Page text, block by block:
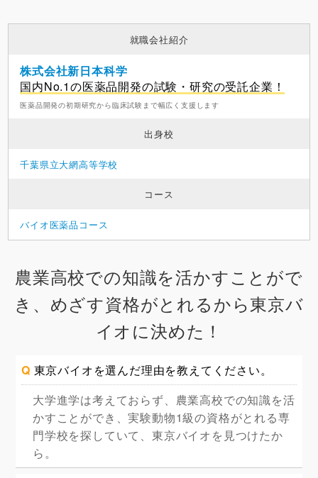
就職会社紹介
株式会社新日本科学
国内No.1の医薬品開発の試験・研究の受託企業！
医薬品開発の初期研究から臨床試験まで幅広く支援します
出身校
千葉県立大網高等学校
コース
バイオ医薬品コース
農業高校での知識を活かすことがで
き、めざす資格がとれるから東京バ
イオに決めた！
Q 東京バイオを選んだ理由を教えてください。
大学進学は考えておらず、農業高校での知識を活
かすことができ、実験動物1級の資格がとれる専
門学校を探していて、東京バイオを見つけたか
ら。